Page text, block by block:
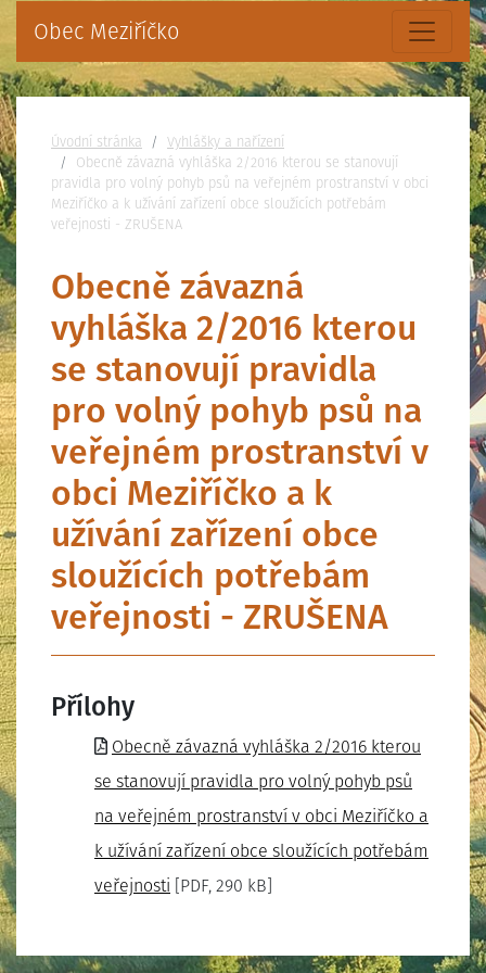
Obec Meziříčko
Nacházíte se:
Úvodní stránka
Vyhlášky a nařízení
Obecně závazná vyhláška 2/2016 kterou se stanovují
pravidla pro volný pohyb psů na veřejném prostranství v obci
Meziříčko a k užívání zařízení obce sloužících potřebám
veřejnosti - ZRUŠENA
Obecně závazná
vyhláška 2/2016 kterou
se stanovují pravidla
pro volný pohyb psů na
veřejném prostranství v
obci Meziříčko a k
užívání zařízení obce
sloužících potřebám
veřejnosti - ZRUŠENA
Přílohy
Obecně závazná vyhláška 2/2016 kterou
se stanovují pravidla pro volný pohyb psů
na veřejném prostranství v obci Meziříčko a
k užívání zařízení obce sloužících potřebám
veřejnosti [PDF, 290 kB]